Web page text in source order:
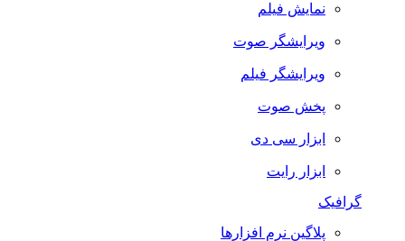
نمایش فیلم
ویرایشگر صوت
ویرایشگر فیلم
پخش صوت
ابزار سی دی
ابزار رایت
گرافیک
پلاگین نرم افزارها